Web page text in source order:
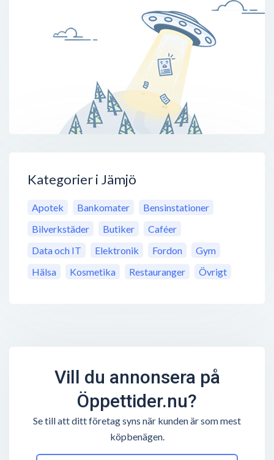
Kategorier i Jämjö
Apotek Bankomater
Bensinstationer
Bilverkstäder
Butiker
Caféer
Data och IT
Elektronik Fordon
Gym
Hälsa
Kosmetika Restauranger Övrigt
Vill du annonsera på
Öppettider.nu?
Se till att ditt företag syns när kunden är som mest
köpbenägen.